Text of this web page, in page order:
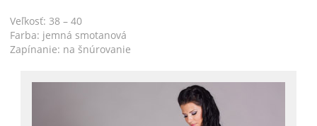
Veľkosť: 38 – 40
Farba: jemná smotanová
Zapínanie: na šnúrovanie